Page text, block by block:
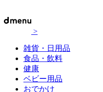
>
雑貨・日用品
食品・飲料
健康
ベビー用品
おでかけ